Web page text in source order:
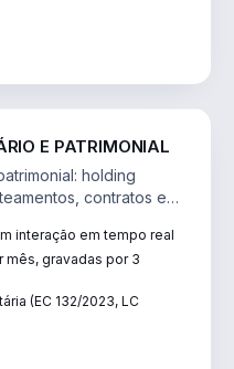
E PATRIMONIAL
holding
contratos e
interação em tempo real
mês, gravadas por 3
(EC 132/2023, LC